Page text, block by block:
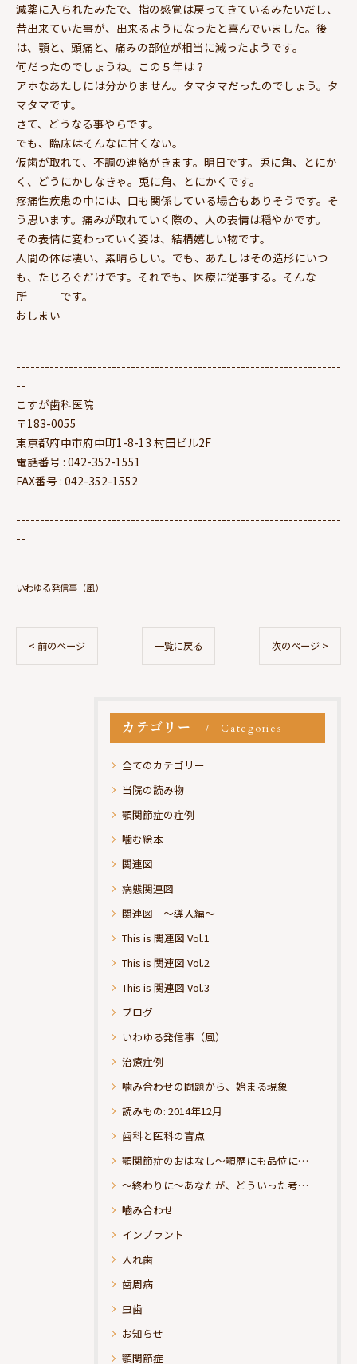
減薬に入られたみたで、指の感覚は戻ってきているみたいだし、
昔出来ていた事が、出来るようになったと喜んでいました。後
は、顎と、頭痛と、痛みの部位が相当に減ったようです。
何だったのでしょうね。この５年は？
アホなあたしには分かりません。タマタマだったのでしょう。タ
マタマです。
さて、どうなる事やらです。
でも、臨床はそんなに甘くない。
仮歯が取れて、不調の連絡がきます。明日です。兎に角、とにか
く、どうにかしなきゃ。兎に角、とにかくです。
疼痛性疾患の中には、口も関係している場合もありそうです。そ
う思います。痛みが取れていく際の、人の表情は穏やかです。
その表情に変わっていく姿は、結構嬉しい物です。
人間の体は凄い、素晴らしい。でも、あたしはその造形にいつ
も、たじろぐだけです。それでも、医療に従事する。そんな
所 です。
おしまい
--------------------------------------------------------------------
--
こすが歯科医院
〒183-0055
東京都府中市府中町1-8-13 村田ビル2F
電話番号 : 042-352-1551
FAX番号 : 042-352-1552
--------------------------------------------------------------------
--
いわゆる発信事（風）
< 前のページ 一覧に戻る 次のページ >
カテゴリー Categories
全てのカテゴリー
当院の読み物
顎関節症の症例
噛む絵本
関連図
病態関連図
関連図 ～導入編～
This is 関連図 Vol.1
This is 関連図 Vol.2
This is 関連図 Vol.3
ブログ
いわゆる発信事（風）
治療症例
噛み合わせの問題から、始まる現象
読みもの: 2014年12月
歯科と医科の盲点
顎関節症のおはなし～顎歴にも品位にこだわりたい
～終わりに～あなたが、どういった考えの治療をお求めになられるのか？
嚙み合わせ
インプラント
入れ歯
歯周病
虫歯
お知らせ
顎関節症